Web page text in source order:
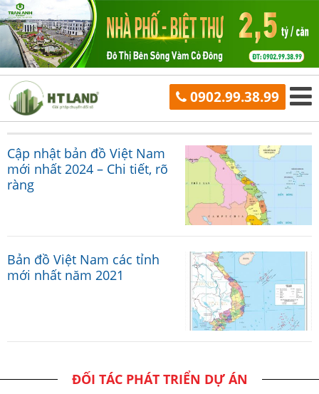
0902.99.38.99
Cập nhật bản đồ Việt Nam
mới nhất 2024 – Chi tiết, rõ
ràng
Bản đồ Việt Nam các tỉnh
mới nhất năm 2021
ĐỐI TÁC PHÁT TRIỂN DỰ ÁN